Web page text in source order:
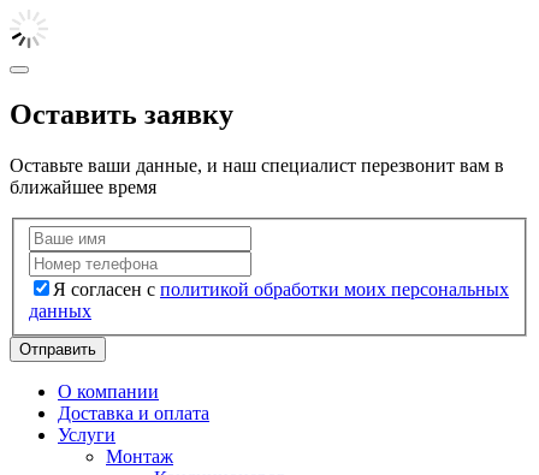
Оставить заявку
Оставьте ваши данные, и наш специалист перезвонит вам в
ближайшее время
Я согласен с политикой обработки моих персональных
данных
Отправить
О компании
Доставка и оплата
Услуги
Монтаж